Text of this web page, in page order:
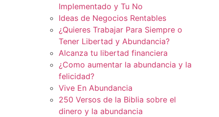
Implementado y Tu No
Ideas de Negocios Rentables
¿Quieres Trabajar Para Siempre o
Tener Libertad y Abundancia?
Alcanza tu libertad financiera
¿Como aumentar la abundancia y la
felicidad?
Vive En Abundancia
250 Versos de la Biblia sobre el
dinero y la abundancia